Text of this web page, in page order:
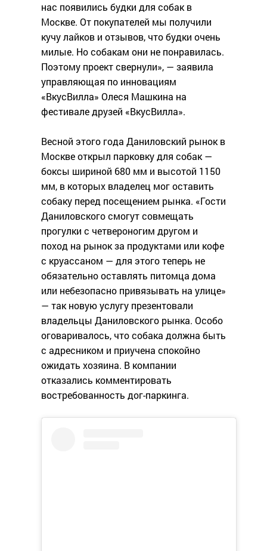
нас появились будки для собак в
Москве. От покупателей мы получили
кучу лайков и отзывов, что будки очень
милые. Но собакам они не понравилась.
Поэтому проект свернули», — заявила
управляющая по инновациям
«ВкусВилла» Олеся Машкина на
фестивале друзей «ВкусВилла».
Весной этого года Даниловский рынок в
Москве открыл парковку для собак —
боксы шириной 680 мм и высотой 1150
мм, в которых владелец мог оставить
собаку перед посещением рынка. «Гости
Даниловского смогут совмещать
прогулки с четвероногим другом и
поход на рынок за продуктами или кофе
с круассаном — для этого теперь не
обязательно оставлять питомца дома
или небезопасно привязывать на улице»
— так новую услугу презентовали
владельцы Даниловского рынка. Особо
оговаривалось, что собака должна быть
с адресником и приучена спокойно
ожидать хозяина. В компании
отказались комментировать
востребованность дог-паркинга.